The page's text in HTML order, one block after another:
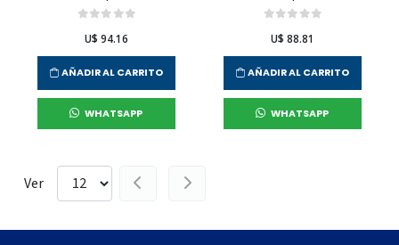
U$ 94.16
AÑADIR AL CARRITO
WHATSAPP
U$ 88.81
AÑADIR AL CARRITO
WHATSAPP
Ver